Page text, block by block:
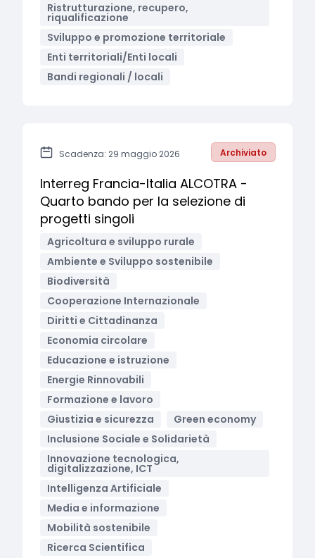
Ristrutturazione, recupero,
riqualificazione
Sviluppo e promozione territoriale
Enti territoriali/Enti locali
Bandi regionali / locali
Scadenza: 29 maggio 2026 Archiviato
Interreg Francia-Italia ALCOTRA -
Quarto bando per la selezione di
progetti singoli
Agricoltura e sviluppo rurale
Ambiente e Sviluppo sostenibile
Biodiversità
Cooperazione Internazionale
Diritti e Cittadinanza
Economia circolare
Educazione e istruzione
Energie Rinnovabili
Formazione e lavoro
Giustizia e sicurezza
Green economy
Inclusione Sociale e Solidarietà
Innovazione tecnologica,
digitalizzazione, ICT
Intelligenza Artificiale
Media e informazione
Mobilità sostenibile
Ricerca Scientifica